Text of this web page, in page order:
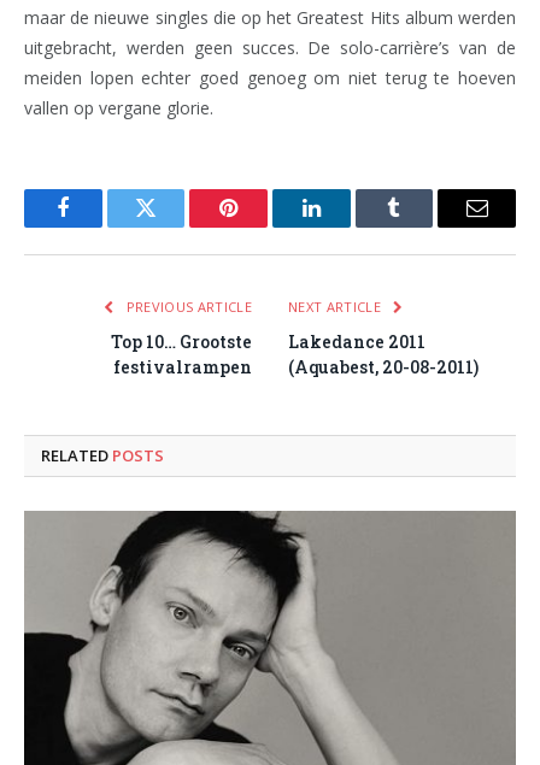
maar de nieuwe singles die op het Greatest Hits album werden
uitgebracht, werden geen succes. De solo-carrière’s van de
meiden lopen echter goed genoeg om niet terug te hoeven
vallen op vergane glorie.
FacebookTwitter Pinterest LinkedInTumblr Email
PREVIOUS ARTICLE
Top 10… Grootste
festivalrampen
NEXT ARTICLE
Lakedance 2011
(Aquabest, 20-08-2011)
RELATED POSTS